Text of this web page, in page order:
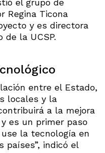
el grupo de
Regina Ticona
y es directora
de la UCSP.
entre el Estado,
locales y la
a la mejora
es un primer paso
la tecnología en
países”, indicó el